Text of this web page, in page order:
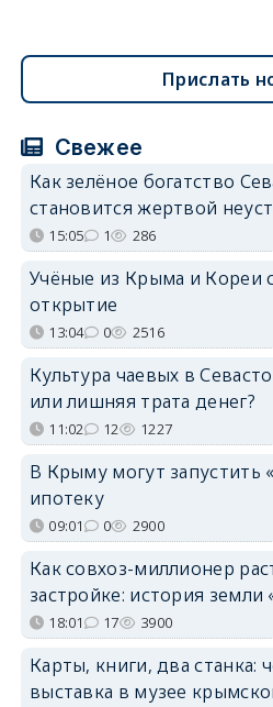
Прислать
Свежее
Как зелёное богатство
становится жертвой
15:05 1 286
Учёные из Крыма и Кореи
открытие
13:04 0 2516
Культура чаевых в
или лишняя трата денег?
11:02 12 1227
В Крыму могут запустить
ипотеку
09:01 0 2900
Как совхоз-миллионер
застройке: история земли
18:01 17 3900
Карты, книги, два станка:
выставка в музее